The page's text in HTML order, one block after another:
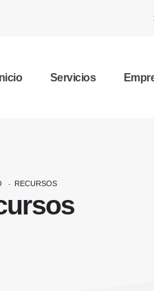
Inicio Servicios
RECURSOS